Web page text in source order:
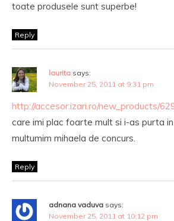
toate produsele sunt superbe!
Reply
laurita says:
November 25, 2011 at 9:31 pm
http://accesor.izari.ro/new_products/
care imi plac foarte mult si i-as purta
multumim mihaela de concurs.
Reply
adnana vaduva says:
November 25, 2011 at 10:12 pm